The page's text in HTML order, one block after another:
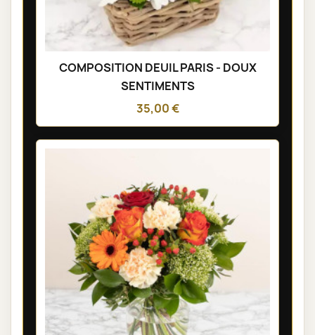
COMPOSITION DEUIL PARIS - DOUX
SENTIMENTS
35,00 €